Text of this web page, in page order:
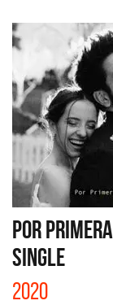
POR
SINGLE
2020